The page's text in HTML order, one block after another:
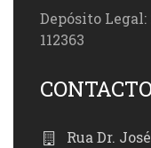
Depósito
112363
Rua Dr.